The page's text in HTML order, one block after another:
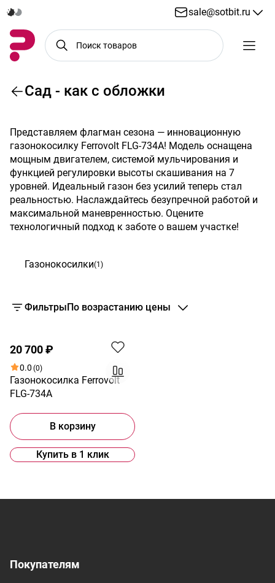
sale@sotbit.ru
Сад - как с обложки
Представляем флагман сезона — инновационную
газонокосилку Ferrovolt FLG-734A! Модель оснащена
мощным двигателем, системой мульчирования и
функцией регулировки высоты скашивания на 7
уровней. Идеальный газон без усилий теперь стал
реальностью. Наслаждайтесь безупречной работой и
максимальной маневренностью. Оцените
технологичный подход к заботе о вашем участке!
Газонокосилки(1)
ФильтрыПо возрастанию цены
20 700 ₽
0.0 (0)
Газонокосилка Ferrovolt
FLG-734A
В корзину
Купить в 1 клик
Покупателям